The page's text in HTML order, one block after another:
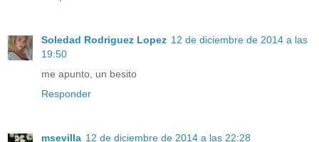
Soledad Rodriguez Lopez 12 de diciembre de 2014 a las
19:50
me apunto, un besito
Responder
msevilla 12 de diciembre de 2014 a las 22:28